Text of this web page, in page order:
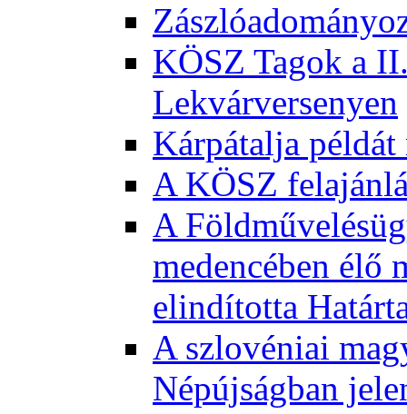
KÖSZ Tagok a
Lekvárversenyen
Kárpátalja példát
A KÖSZ
A
medencében élő
elindította
A szlovéniai
Népújságban